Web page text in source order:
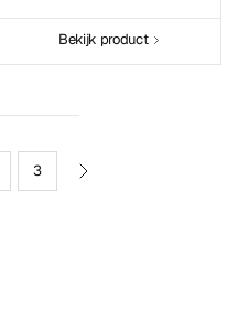
Bekijk product
3